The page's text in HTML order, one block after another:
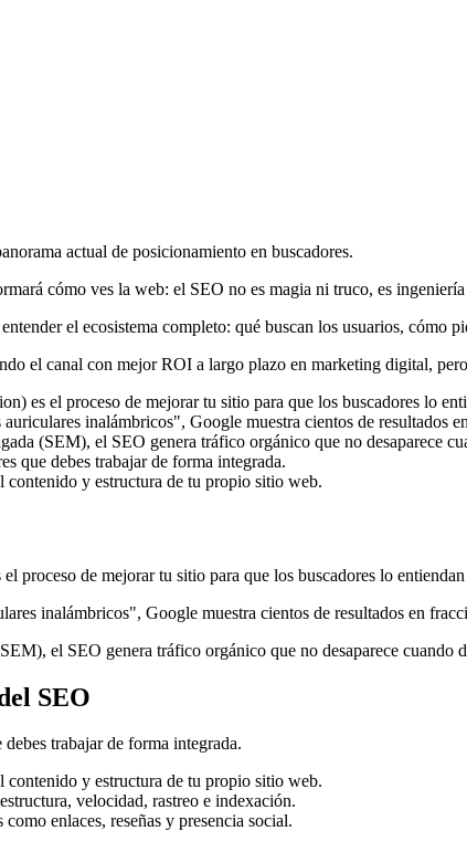
actual de posicionamiento en buscadores.
cómo ves la web: el SEO no es magia ni truco, es
el ecosistema completo: qué buscan los usuarios, cómo
el canal con mejor ROI a largo plazo en marketing digital,
es el proceso de mejorar tu sitio para que los buscadores lo
inalámbricos", Google muestra cientos de resultados
(SEM), el SEO genera tráfico orgánico que no desaparece
que debes trabajar de forma integrada.
contenido y estructura de tu propio sitio web.
proceso de mejorar tu sitio para que los buscadores lo
inalámbricos", Google muestra cientos de resultados en
el SEO genera tráfico orgánico que no desaparece cuando
SEO
trabajar de forma integrada.
contenido y estructura de tu propio sitio web.
velocidad, rastreo e indexación.
enlaces, reseñas y presencia social.